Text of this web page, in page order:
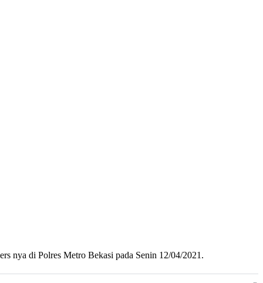
nya di Polres Metro Bekasi pada Senin 12/04/2021.